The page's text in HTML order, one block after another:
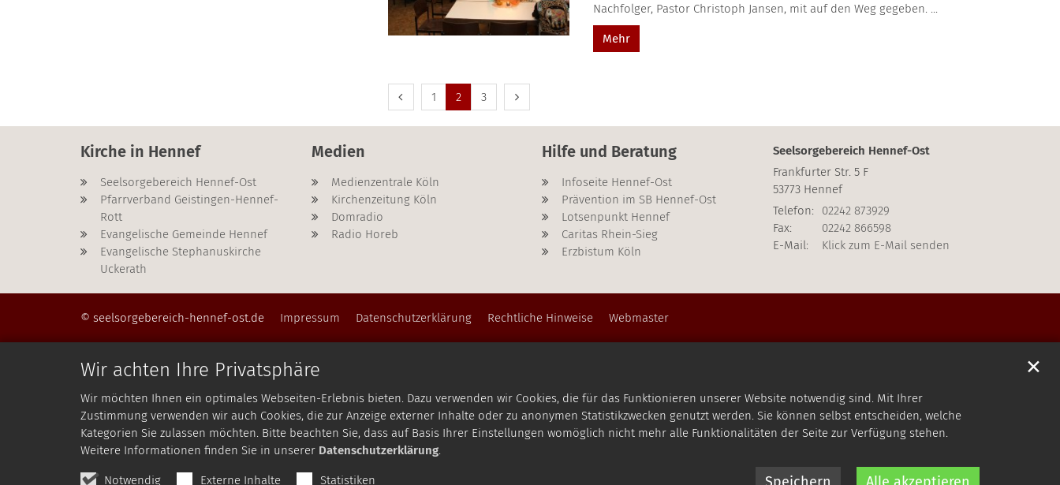
Wir achten Ihre Privatsphäre
Wir möchten Ihnen ein optimales Webseiten-Erlebnis bieten. Dazu verwenden wir Cookies, die für das Funktionieren unserer Website notwendig sind. Mit Ihrer
Zustimmung verwenden wir auch Cookies, die zur Anzeige externer Inhalte oder zu anonymen Statistikzwecken genutzt werden. Sie können selbst entscheiden, welche
Kategorien Sie zulassen möchten. Bitte beachten Sie, dass auf Basis Ihrer Einstellungen womöglich nicht mehr alle Funktionalitäten der Seite zur Verfügung stehen.
Weitere Informationen finden Sie in unserer Datenschutzerklärung.
Notwendig Externe Inhalte Statistiken
✕
Nachfolger, Pastor Christoph Jansen, mit auf den Weg gegeben. ...
Mehr
Vorherige Seite
1 2 3 Nächste Seite
Kirche in Hennef
Seelsorgebereich Hennef-Ost
Pfarrverband Geistingen-Hennef-
Rott
Evangelische Gemeinde Hennef
Evangelische Stephanuskirche
Uckerath
Medien
Medienzentrale Köln
Kirchenzeitung Köln
Domradio
Radio Horeb
Hilfe und Beratung
Infoseite Hennef-Ost
Prävention im SB Hennef-Ost
Lotsenpunkt Hennef
Caritas Rhein-Sieg
Erzbistum Köln
Seelsorgebereich Hennef-Ost
Frankfurter Str. 5 F
53773 Hennef
Telefon:
02242 873929
Fax:
02242 866598
E-Mail:
Klick zum E-Mail senden
© seelsorgebereich-hennef-ost.de Impressum Datenschutzerklärung Rechtliche Hinweise Webmaster